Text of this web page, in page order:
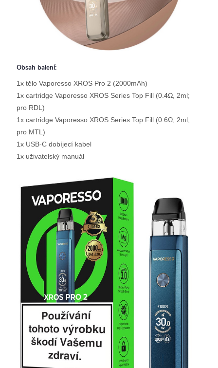
Obsah balení:
1x tělo Vaporesso XROS Pro 2 (2000mAh)
1x cartridge Vaporesso XROS Series Top Fill (0.4Ω, 2ml;
pro RDL)
1x cartridge Vaporesso XROS Series Top Fill (0.6Ω, 2ml;
pro MTL)
1x USB-C dobíjecí kabel
1x uživatelský manuál